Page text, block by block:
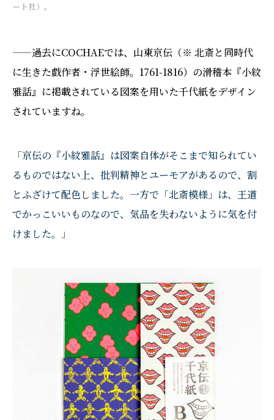
ート社）。
——過去にCOCHAEでは、山東京伝（※ 北斎と同時代
に生きた戯作者・浮世絵師。1761-1816）の滑稽本『小紋
雅話』に掲載されている図案を用いた千代紙をデザイン
されていますね。
「京伝の『小紋雅話』は図案自体がそこまで知られてい
るものではない上、批判精神とユーモアがあるので、割
とふざけて配色しました。一方で「北斎模様」は、王道
でかっこいいものなので、気品を失わないように気を付
けました。」